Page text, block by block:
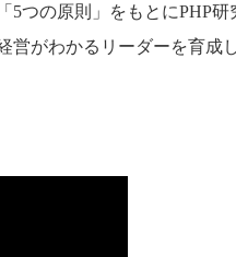
つの原則」をもとにPHP研
営がわかるリーダーを育成